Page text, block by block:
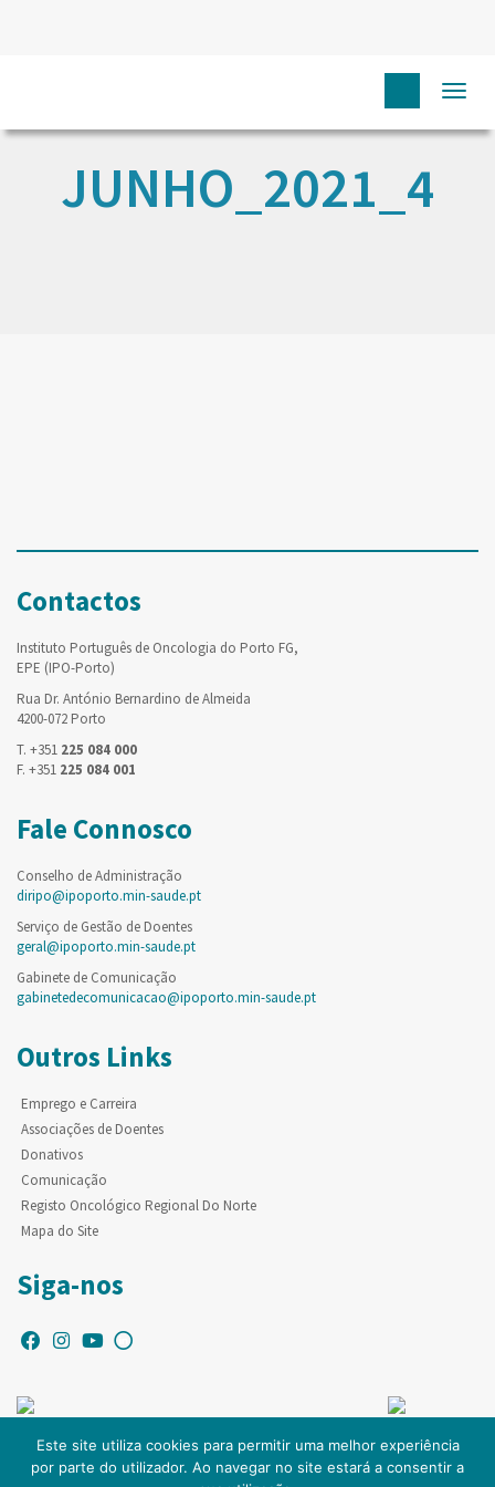
JUNHO_2021_4
Contactos
Instituto Português de Oncologia do Porto FG,
EPE (IPO-Porto)
Rua Dr. António Bernardino de Almeida
4200-072 Porto
T. +351 225 084 000
F. +351 225 084 001
Fale Connosco
Conselho de Administração
diripo@ipoporto.min-saude.pt
Serviço de Gestão de Doentes
geral@ipoporto.min-saude.pt
Gabinete de Comunicação
gabinetedecomunicacao@ipoporto.min-saude.pt
Outros Links
Emprego e Carreira
Associações de Doentes
Donativos
Comunicação
Registo Oncológico Regional Do Norte
Mapa do Site
Siga-nos
Este site utiliza cookies para permitir uma melhor experiência
por parte do utilizador. Ao navegar no site estará a consentir a